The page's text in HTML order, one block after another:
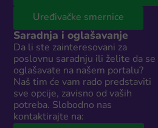
Uređivačke smernice
Saradnja i oglašavanje
Da li ste zainteresovani za
poslovnu saradnju ili želite da se
oglašavate na našem portalu?
Naš tim će vam rado predstaviti
sve opcije, zavisno od vaših
potreba. Slobodno nas
kontaktirajte na: